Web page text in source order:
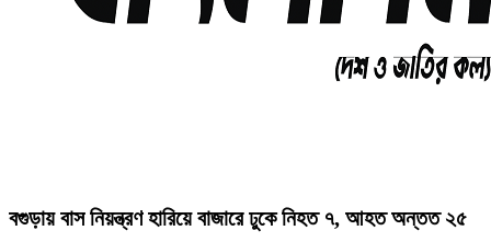
বগুড়ায় বাস নিয়ন্ত্রণ হারিয়ে বাজারে ঢুকে নিহত ৭, আহত অন্তত ২৫